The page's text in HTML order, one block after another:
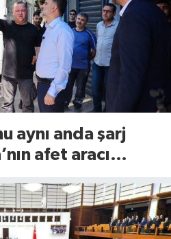
aynı anda şarj
afet aracı